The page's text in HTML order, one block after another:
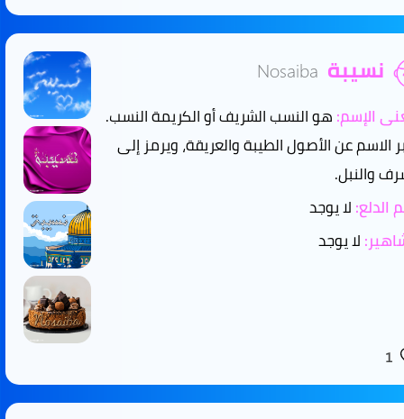
نسيبة Nosaiba
الإسم:هو النسب الشريف أو الكريمة النسب.
الاسم عن الأصول الطيبة والعريقة، ويرمز إلى
والنبل.
الدلع:لا يوجد
لا يوجد
1